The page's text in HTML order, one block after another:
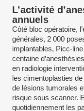
L’activité
annuels
Côté bloc opératoire,
générales, 2 000
implantables, Picc-
centaine
en radiologie
les cimentoplasties
de lésions tumorales
risque sous scanner.
quotidiennement les